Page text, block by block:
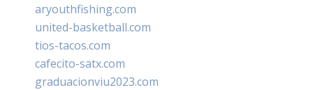
aryouthfishing.com
united-basketball.com
tios-tacos.com
cafecito-satx.com
graduacionviu2023.com